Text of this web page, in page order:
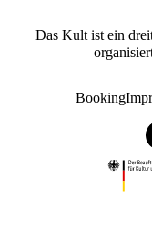
Das Kult ist ein
Booking